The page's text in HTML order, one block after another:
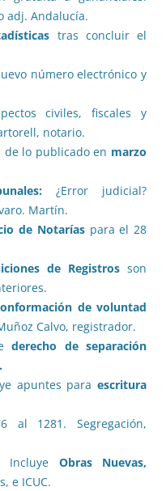
adj. Andalucía.
tras concluir el
número electrónico y
civiles, fiscales y
notario.
de lo publicado en marzo
¿Error judicial?
Martín.
de Notarías para el 28
de Registrosson
de voluntad
Calvo, registrador.
derecho de separación
apuntes paraescritura
al 1281. Segregación,
Incluye Obras Nuevas,
e ICUC.